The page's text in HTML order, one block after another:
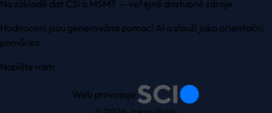
Na základě dat ČŠI a MŠMT — veřejně dostupné zdroje.
Hodnocení jsou generována pomocí AI a slouží jako orientační
pomůcka.
Napište nám
Web provozuje